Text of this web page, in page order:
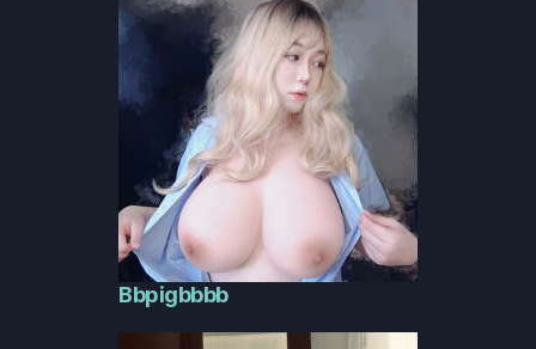
Bbpigbbbb